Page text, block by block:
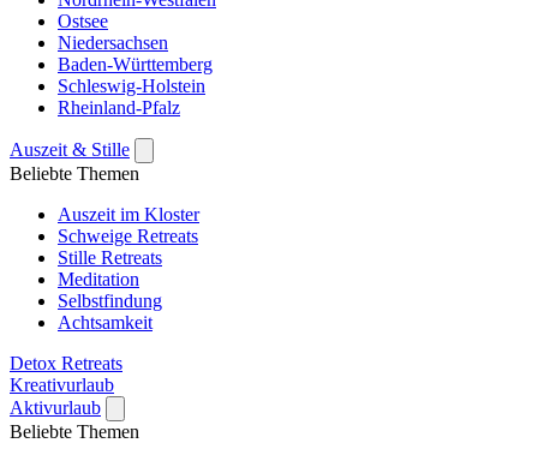
Ostsee
Niedersachsen
Baden-Württemberg
Schleswig-Holstein
Rheinland-Pfalz
Auszeit & Stille
Beliebte Themen
Auszeit im Kloster
Schweige Retreats
Stille Retreats
Meditation
Selbstfindung
Achtsamkeit
Detox Retreats
Kreativurlaub
Aktivurlaub
Beliebte Themen